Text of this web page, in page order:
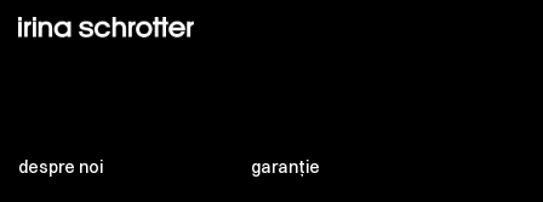
despre noi garanție